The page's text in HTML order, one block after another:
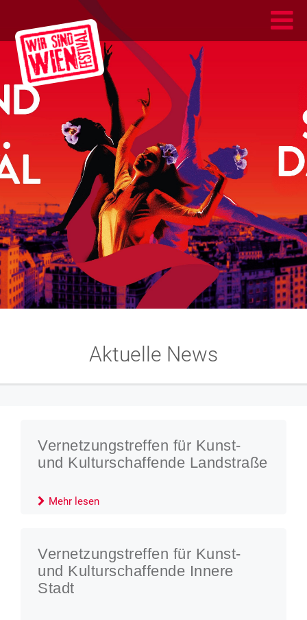
Aktuelle News
Vernetzungstreffen für Kunst-
und Kulturschaffende Landstraße
Mehr lesen
Vernetzungstreffen für Kunst-
und Kulturschaffende Innere
Stadt